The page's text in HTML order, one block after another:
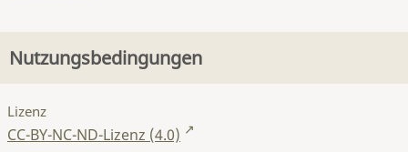
Nutzungsbedingungen
Lizenz
CC-BY-NC-ND-Lizenz (4.0)